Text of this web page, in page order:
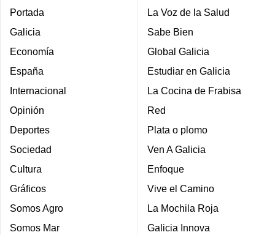
Portada
Galicia
Economía
España
Internacional
Opinión
Deportes
Sociedad
Cultura
Gráficos
Somos Agro
Somos Mar
La Voz de la Salud
Sabe Bien
Global Galicia
Estudiar en Galicia
La Cocina de Frabisa
Red
Plata o plomo
Ven A Galicia
Enfoque
Vive el Camino
La Mochila Roja
Galicia Innova